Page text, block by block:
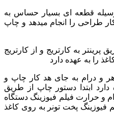
قطعه ای بسیار حساس به
طراحی را انجام میدهد و چاپ
پرینتر به کارتریج و از کارتریج
را به عهده دارد
و درام به جای هد کار چاپ و
ابتدا دستور چاپ از طریق
و حرارت فیلم فیوزینگ دستگاه
فیوزینگ پخت تونر به روی کاغذ